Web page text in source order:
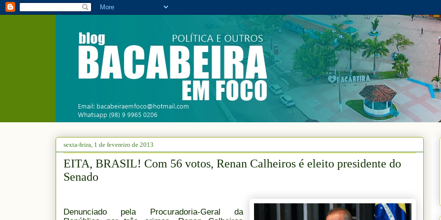
sexta-feira, 1 de fevereiro de 2013
EITA, BRASIL! Com 56 votos, Renan Calheiros é eleito presidente do
Senado
Denunciado pela Procuradoria-Geral da